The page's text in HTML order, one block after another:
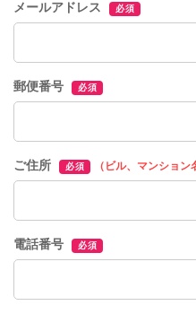
メールアドレス 必須
郵便番号 必須
ご住所 必須 （ビル、マンション
電話番号 必須